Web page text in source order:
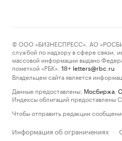
© ООО «БИЗНЕСПРЕСС», АО
службой по надзору в сфере связи,
массовой информации выдано
пометкой «РБК».
18+ letters@rbc.ru
Владельцем сайта является
Данные предоставлены: Мосбиржа
Индексы облигаций предоставлены
Чтобы отправить редакции
Информация об ограничениях ·